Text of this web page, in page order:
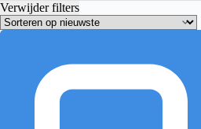
Verwijder filters